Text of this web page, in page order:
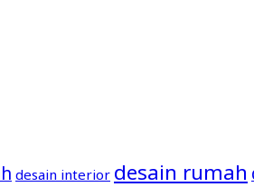
desain interior desain rumah